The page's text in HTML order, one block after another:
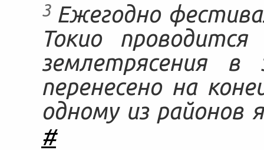
3 Ежегодно
Токио
землетрясения
перенесено на
одному из районов
#